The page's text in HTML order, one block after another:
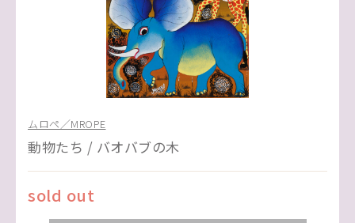
ムロペ／MROPE
動物たち / バオバブの木
sold out